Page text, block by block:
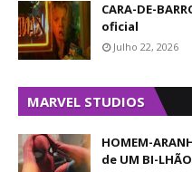
CARA-DE-
oficial
Julho 22, 2026
MARVEL STUDIOS
HOMEM-
de UM BI-